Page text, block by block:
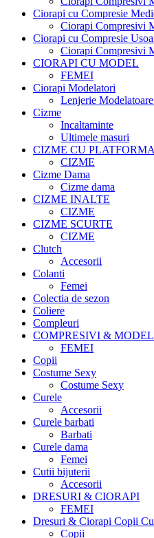
Ciorapi cu Compresie
Ciorapi Compresivi
Ciorapi cu Compresie
Ciorapi Compresivi
CIORAPI CU MODEL
FEMEI
Ciorapi Modelatori
Lenjerie
Cizme
Incaltaminte
Ultimele masuri
CIZME CU PLATFORMA
CIZME
Cizme Dama
Cizme dama
CIZME INALTE
CIZME
CIZME SCURTE
CIZME
Clutch
Accesorii
Colanti
Femei
Colectia de sezon
Coliere
Compleuri
COMPRESIVI &
FEMEI
Copii
Costume Sexy
Costume Sexy
Curele
Accesorii
Curele barbati
Barbati
Curele dama
Femei
Cutii bijuterii
Accesorii
DRESURI & CIORAPI
FEMEI
Dresuri & Ciorapi Copii
Copii